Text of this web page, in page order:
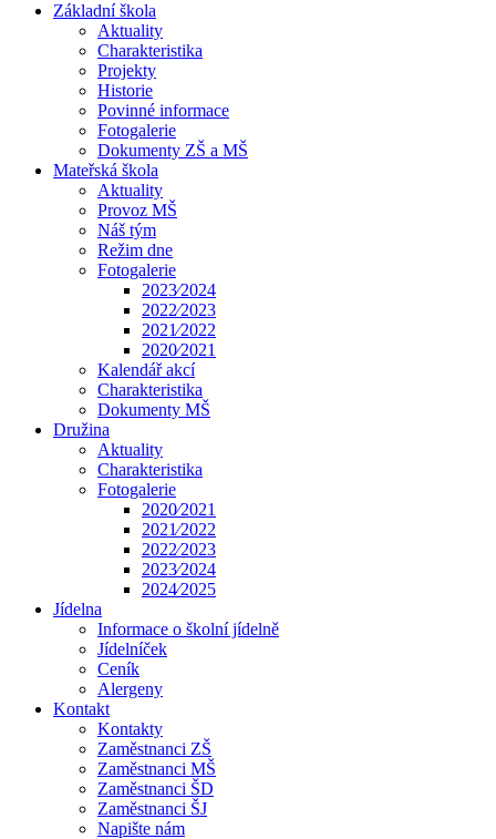
Základní škola
Aktuality
Charakteristika
Projekty
Historie
Povinné informace
Fotogalerie
Dokumenty ZŠ a MŠ
Mateřská škola
Aktuality
Provoz MŠ
Náš tým
Režim dne
Fotogalerie
2023⁄2024
2022⁄2023
2021⁄2022
2020⁄2021
Kalendář akcí
Charakteristika
Dokumenty MŠ
Družina
Aktuality
Charakteristika
Fotogalerie
2020⁄2021
2021⁄2022
2022⁄2023
2023⁄2024
2024⁄2025
Jídelna
Informace o školní jídelně
Jídelníček
Ceník
Alergeny
Kontakt
Kontakty
Zaměstnanci ZŠ
Zaměstnanci MŠ
Zaměstnanci ŠD
Zaměstnanci ŠJ
Napište nám